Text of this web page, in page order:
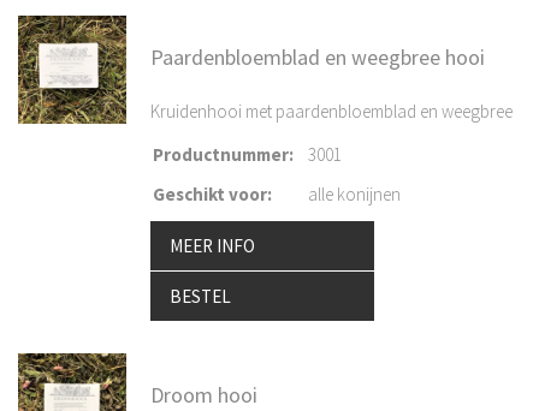
Paardenbloemblad en weegbree hooi
Kruidenhooi met paardenbloemblad en weegbree
Productnummer:
3001
Geschikt voor: alle konijnen
MEER INFO
BESTEL
Droom hooi